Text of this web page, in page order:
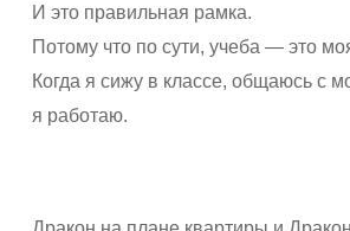
И это правильная рамка.
Потому что по сути, учеба — это
Когда я сижу в классе, общаюсь с
я работаю.